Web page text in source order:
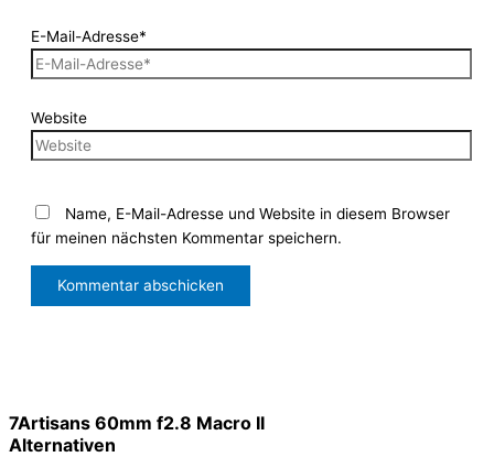
E-Mail-Adresse*
Website
Name, E-Mail-Adresse und Website in diesem Browser
für meinen nächsten Kommentar speichern.
7Artisans 60mm f2.8 Macro II
Alternativen